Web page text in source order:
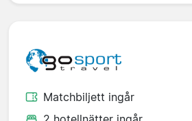
Matchbiljett ingår